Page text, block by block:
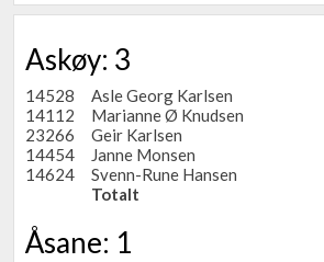
Askøy: 3
14528 Asle Georg Karlsen
14112
Marianne Ø Knudsen
23266
Geir Karlsen
14454
Janne Monsen
14624
Svenn-Rune Hansen
Totalt
Åsane: 1